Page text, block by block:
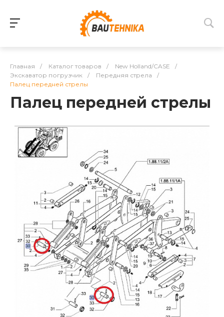
Главная / Каталог товаров / New Holland/CASE
/
Экскаватор погрузчик
/ Передняя стрела
/
Палец передней стрелы
Палец передней стрелы